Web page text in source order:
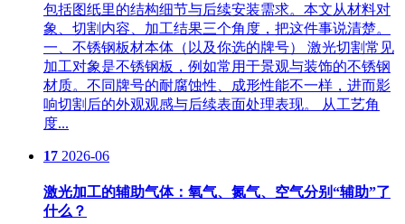
包括图纸里的结构细节与后续安装需求。本文从材料对
象、切割内容、加工结果三个角度，把这件事说清楚。
一、不锈钢板材本体（以及你选的牌号） 激光切割常见
加工对象是不锈钢板，例如常用于景观与装饰的不锈钢
材质。不同牌号的耐腐蚀性、成形性能不一样，进而影
响切割后的外观观感与后续表面处理表现。 从工艺角
度...
17 2026-06
激光加工的辅助气体：氧气、氮气、空气分别“辅助”了
什么？